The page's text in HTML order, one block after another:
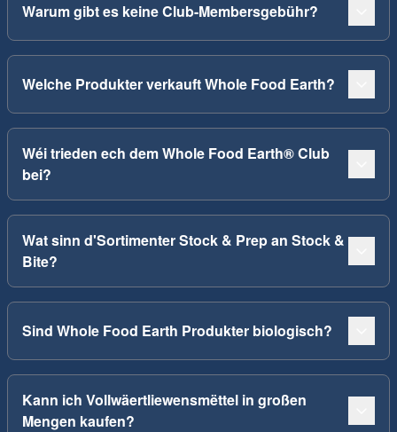
Warum gibt es keine Club-Membersgebühr?
Welche Produkter verkauft Whole Food Earth?
Wéi trieden ech dem Whole Food Earth® Club
bei?
Wat sinn d'Sortimenter Stock & Prep an Stock &
Bite?
Sind Whole Food Earth Produkter biologisch?
Kann ich Vollwäertliewensmëttel in großen
Mengen kaufen?